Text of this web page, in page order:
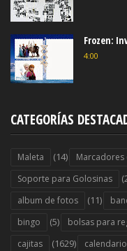
Frozen:
4:00
CATEGORÍAS
Maleta (14) Marcadores
Soporte para Golosinas
album de fotos (11)
bingo (5) bolsas para
cajitas (1629) calendario